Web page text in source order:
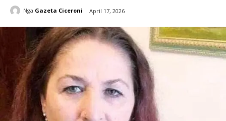
Nga Gazeta Ciceroni April 17, 2026